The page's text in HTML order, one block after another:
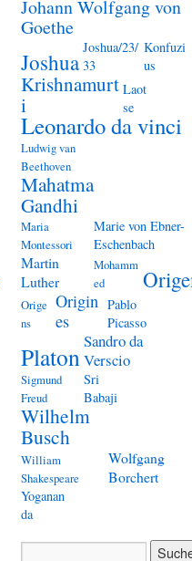
Johann Wolfgang von
Goethe
Joshua
Joshua/23/
33
Konfuzi
us
Krishnamurt
i
Laot
se
Leonardo da vinci
Ludwig van
Beethoven
Mahatma
Gandhi
Maria
Montessori
Marie von Ebner-
Eschenbach
Martin
Luther
Mohamm
ed
Orige
ns
Origin
es
Pablo
Picasso
Platon
Sandro da
Verscio
Sigmund
Freud
Sri
Babaji
Wilhelm
Busch
William
Shakespeare
Wolfgang
Borchert
Yoganan
da